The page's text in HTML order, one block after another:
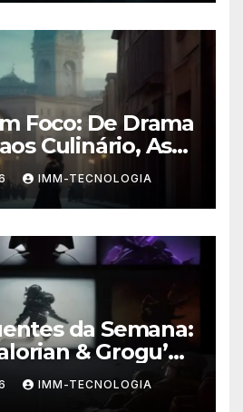
Foco: De Drama
Culinário, As
da
22 de Fevereiro)
IMM-TECNOLOGIA
da Semana:
& Grogu’
Outros
Imperdíveis!
IMM-TECNOLOGIA